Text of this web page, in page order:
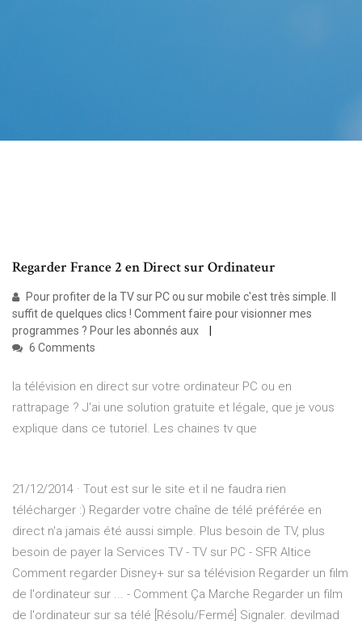
Regarder France 2 en Direct sur Ordinateur
Pour profiter de la TV sur PC ou sur mobile c'est très simple. Il
suffit de quelques clics ! Comment faire pour visionner mes
programmes ? Pour les abonnés aux
6 Comments
la télévision en direct sur votre ordinateur PC ou en
rattrapage ? J'ai une solution gratuite et légale, que je vous
explique dans ce tutoriel. Les chaines tv que
21/12/2014 · Tout est sur le site et il ne faudra rien
télécharger :) Regarder votre chaîne de télé préférée en
direct n'a jamais été aussi simple. Plus besoin de TV, plus
besoin de payer la Services TV - TV sur PC - SFR Altice
Comment regarder Disney+ sur sa télévision Regarder un film
de l'ordinateur sur ... - Comment Ça Marche Regarder un film
de l'ordinateur sur sa télé [Résolu/Fermé] Signaler. devilmad